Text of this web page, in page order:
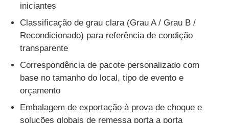
iniciantes
Classificação de grau clara (Grau A / Grau B /
Recondicionado) para referência de condição
transparente
Correspondência de pacote personalizado com
base no tamanho do local, tipo de evento e
orçamento
Embalagem de exportação à prova de choque e
soluções globais de remessa porta a porta